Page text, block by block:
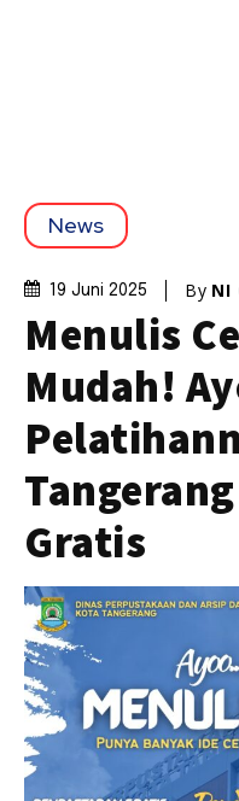
News
19 Juni 2025 By NI
Menulis
Mudah!
Gratis